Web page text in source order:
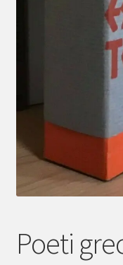
Poeti